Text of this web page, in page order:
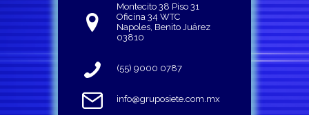
Montecito 38 Piso 31
Oficina 34 WTC
Napoles, Benito Juárez
03810
(55) 9000 0787
info@gruposiete.com.mx